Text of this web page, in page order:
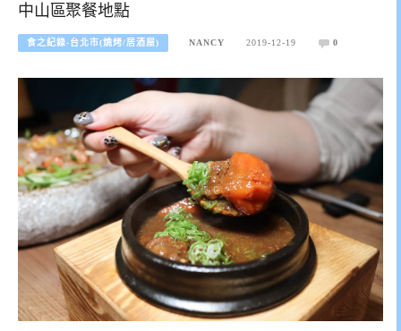
中山區聚餐地點
食之紀錄-台北市(燒烤/居酒屋) NANCY 2019-12-19 0